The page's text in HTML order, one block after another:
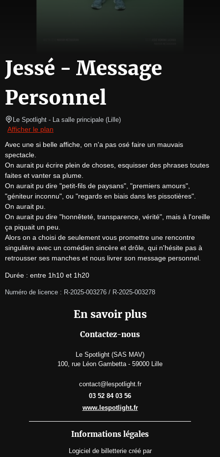
Jessé - Message
Personnel
Le Spotlight - La salle principale (Lille)
Afficher le plan
Avec une si belle affiche, on n'a pas osé faire un mauvais
spectacle.
On aurait pu écrire plein de choses, esquisser des phrases toutes
faites et vanter sa plume.
On aurait pu dire "petit-fils de paysans", "premiers amours",
"géniteur inconnu", ou "regards en biais dans les pissotières".
On aurait pu.
On aurait pu dire "honnêteté, transparence, vérité", mais à l'oreille
ça piquait un peu.
Alors on a choisi de seulement vous promettre une rencontre
singulière avec un comédien sincère et drôle, qui n'hésite pas à
retrousser ses manches et nous livrer son message personnel.
Durée : entre 1h10 et 1h20
Numéro de licence : R-2025-003276 / R-2025-003278
En savoir plus
Contactez-nous
Le Spotlight (SAS MAV)
100, rue Léon Gambetta - 59000 Lille
contact@lespotlight.fr
03 52 84 03 56
www.lespotlight.fr
Informations légales
Logiciel de billetterie créé par